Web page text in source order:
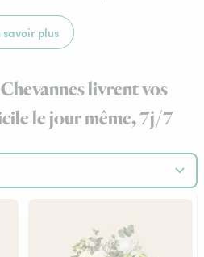
savoir plus
livrent vos
le jour même, 7j/7